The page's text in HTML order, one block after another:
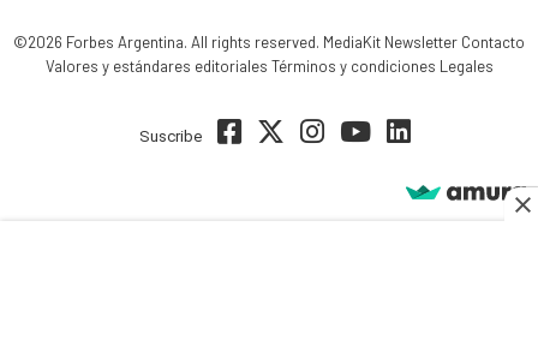
©2026 Forbes Argentina. All rights reserved. MediaKit Newsletter Contacto
Valores y estándares editoriales Términos y condiciones Legales
Suscribe